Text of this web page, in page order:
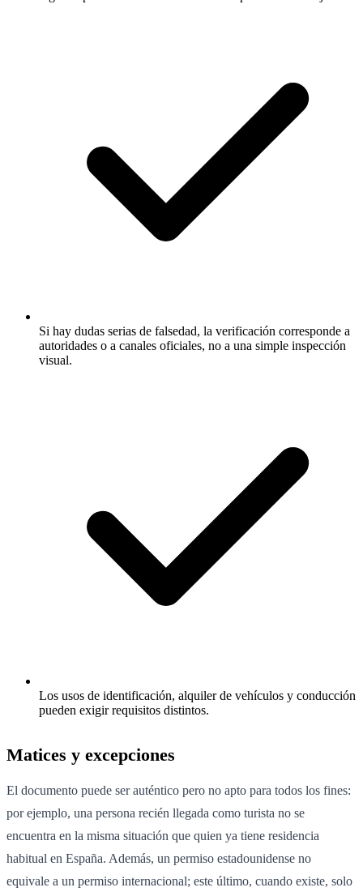
Si hay dudas serias de falsedad, la verificación corresponde a
autoridades o a canales oficiales, no a una simple inspección
visual.
Los usos de identificación, alquiler de vehículos y conducción
pueden exigir requisitos distintos.
Matices y excepciones
El documento puede ser auténtico pero no apto para todos los fines:
por ejemplo, una persona recién llegada como turista no se
encuentra en la misma situación que quien ya tiene residencia
habitual en España. Además, un permiso estadounidense no
equivale a un permiso internacional; este último, cuando existe, solo